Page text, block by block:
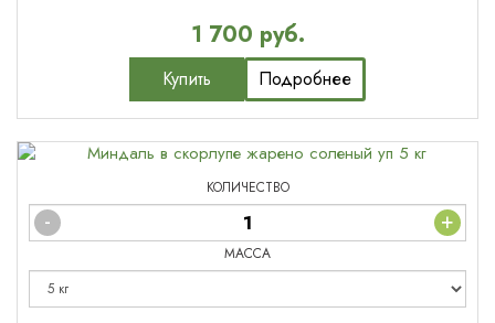
1 700 руб.
Купить Подробнее
КОЛИЧЕСТВО
- +
МАССА